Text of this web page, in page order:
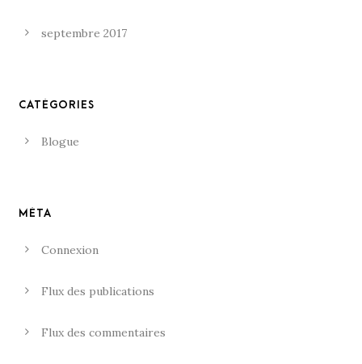
septembre 2017
CATÉGORIES
Blogue
MÉTA
Connexion
Flux des publications
Flux des commentaires